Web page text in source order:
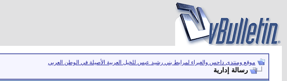
موقع ومنتدى داحس والغبراء لمرابط بني رشيد عبس للخيل العربية الأصيلة في الوطن العربي
رسالة إدارية